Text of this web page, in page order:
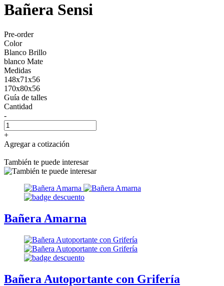
Bañera Sensi
Pre-order
Color
Blanco Brillo
blanco Mate
Medidas
148x71x56
170x80x56
Guía de talles
Cantidad
-
+
Agregar a cotización
También te puede interesar
Bañera Amarna
Bañera Autoportante con Grifería